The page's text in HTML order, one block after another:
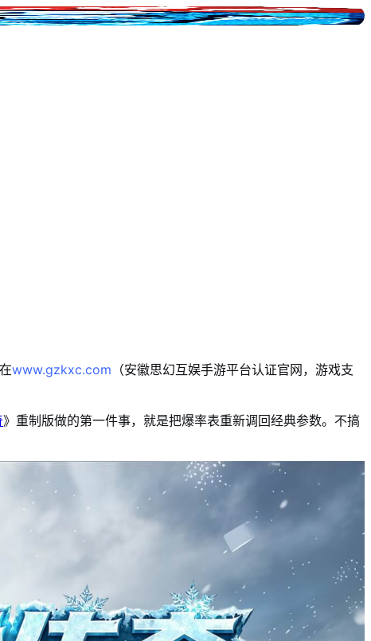
www.gzkxc.com （安徽思幻互娱手游平台认证官网，游戏支
》重制版做的第一件事，就是把爆率表重新调回经典参数。不搞